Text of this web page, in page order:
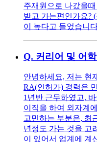
주재원으로 나갔을
받고 가는편인가요?
이 높다고 들었습니
Q. 커리어 및 어
안녕하세요, 저는 현
RA(인허가) 경력은
1년반 근무하였고,
이직을 하여 외자계
고민하는 부분은, 최
년정도 가는 것을 고
이 있어서 업계에 계